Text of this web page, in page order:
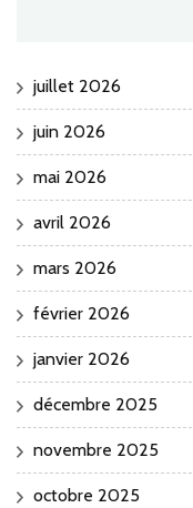
juillet 2026
juin 2026
mai 2026
avril 2026
mars 2026
février 2026
janvier 2026
décembre 2025
novembre 2025
octobre 2025